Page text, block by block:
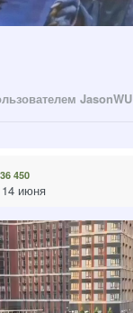
JasonWU
36 450
14 июня